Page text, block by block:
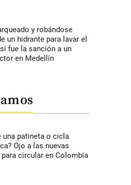
y robándose
un hidrante para lavar el
fue la sanción a un
en Medellín
una patineta o cicla
Ojo a las nuevas
para circular en Colombia